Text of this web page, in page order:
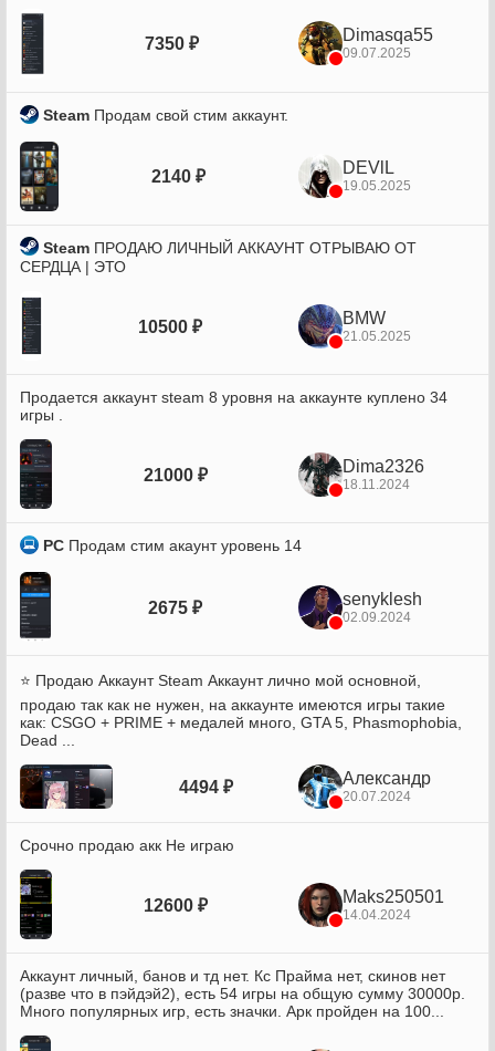
7350 ₽ Dimasqa55
09.07.2025
Steam Продам свой стим аккаунт.
2140 ₽ DEVlL
19.05.2025
Steam ПРОДАЮ ЛИЧНЫЙ АККАУНТ ОТРЫВАЮ ОТ
СЕРДЦА | ЭТО
10500 ₽ BMW
21.05.2025
Продается аккаунт steam 8 уровня на аккаунте куплено 34
игры .
21000 ₽ Dima2326
18.11.2024
PC Продам стим акаунт уровень 14
2675 ₽ senyklesh
02.09.2024
⭐️ Продаю Аккаунт Steam Аккаунт лично мой основной,
продаю так как не нужен, на аккаунте имеются игры такие
как: CSGO + PRIME + медалей много, GTA 5, Phasmophobia,
Dead ...
4494 ₽ Александр
20.07.2024
Срочно продаю акк Не играю
12600 ₽ Maks250501
14.04.2024
Аккаунт личный, банов и тд нет. Кс Прайма нет, скинов нет
(разве что в пэйдэй2), есть 54 игры на общую сумму 30000р.
Много популярных игр, есть значки. Арк пройден на 100...